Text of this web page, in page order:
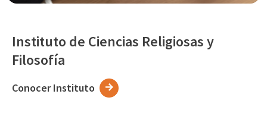
Instituto de Ciencias Religiosas y
Filosofía
Conocer Instituto